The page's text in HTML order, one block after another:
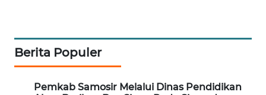
Berita Populer
Pemkab Samosir Melalui Dinas Pendidikan
BERAMPU
NEWS